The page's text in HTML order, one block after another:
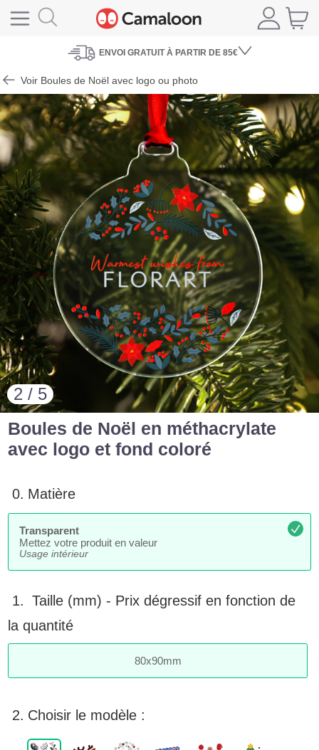
ENVOI GRATUIT À PARTIR DE 85€
Voir Boules de Noël avec logo ou photo
2 / 5
Boules de Noël en méthacrylate
avec logo et fond coloré
0. Matière
Transparent
Mettez votre produit en valeur
Usage intérieur
1. Taille (mm) - Prix dégressif en fonction de
la quantité
80x90mm
2. Choisir le modèle :